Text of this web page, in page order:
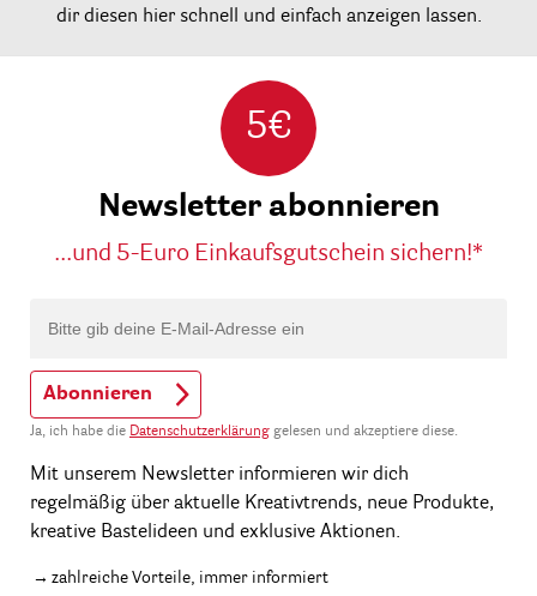
dir diesen hier schnell und einfach anzeigen lassen.
5€
Newsletter abonnieren
...und 5-Euro Einkaufsgutschein sichern!*
Abonnieren
Ja, ich habe die Datenschutzerklärung gelesen und akzeptiere diese.
Mit unserem Newsletter informieren wir dich
regelmäßig über aktuelle Kreativtrends, neue Produkte,
kreative Bastelideen und exklusive Aktionen.
zahlreiche Vorteile, immer informiert